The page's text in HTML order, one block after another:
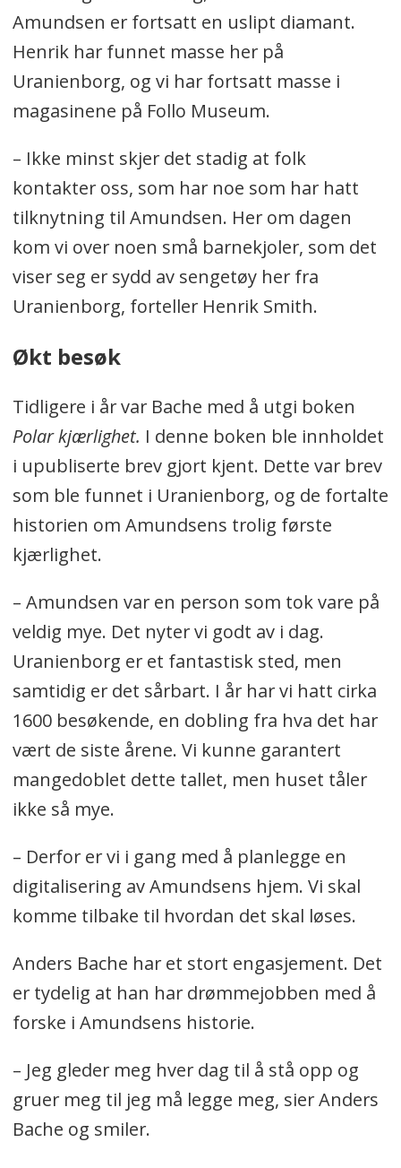
Amundsen er fortsatt en uslipt diamant.
Henrik har funnet masse her på
Uranienborg, og vi har fortsatt masse i
magasinene på Follo Museum.
– Ikke minst skjer det stadig at folk
kontakter oss, som har noe som har hatt
tilknytning til Amundsen. Her om dagen
kom vi over noen små barnekjoler, som det
viser seg er sydd av sengetøy her fra
Uranienborg, forteller Henrik Smith.
Økt besøk
Tidligere i år var Bache med å utgi boken
Polar kjærlighet. I denne boken ble innholdet
i upubliserte brev gjort kjent. Dette var brev
som ble funnet i Uranienborg, og de fortalte
historien om Amundsens trolig første
kjærlighet.
– Amundsen var en person som tok vare på
veldig mye. Det nyter vi godt av i dag.
Uranienborg er et fantastisk sted, men
samtidig er det sårbart. I år har vi hatt cirka
1600 besøkende, en dobling fra hva det har
vært de siste årene. Vi kunne garantert
mangedoblet dette tallet, men huset tåler
ikke så mye.
– Derfor er vi i gang med å planlegge en
digitalisering av Amundsens hjem. Vi skal
komme tilbake til hvordan det skal løses.
Anders Bache har et stort engasjement. Det
er tydelig at han har drømmejobben med å
forske i Amundsens historie.
– Jeg gleder meg hver dag til å stå opp og
gruer meg til jeg må legge meg, sier Anders
Bache og smiler.